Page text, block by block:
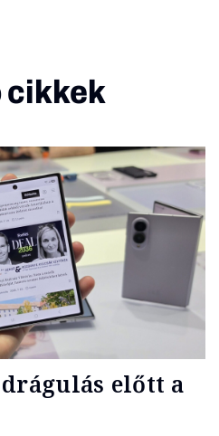
cikkek
előtt a